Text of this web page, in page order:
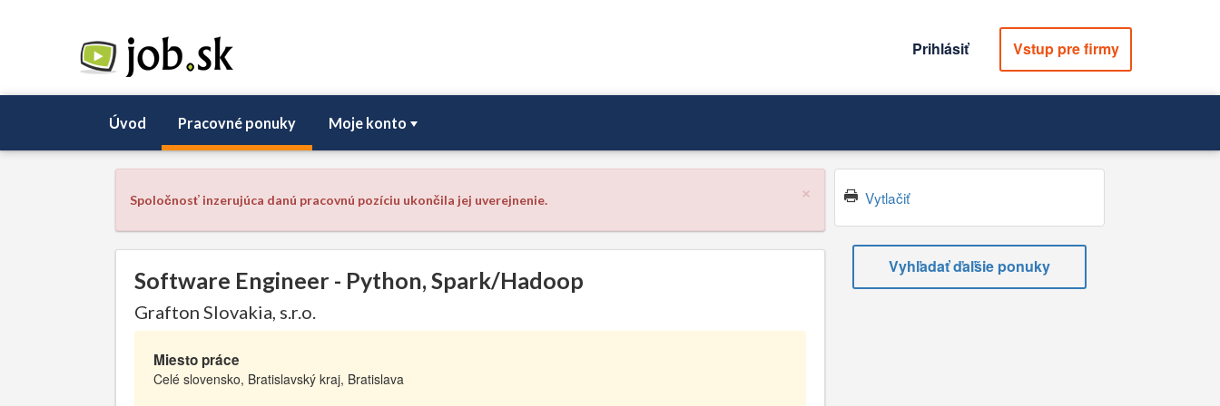
Prihlásiť Vstup pre firmy
Úvod Pracovné ponuky Moje konto
×
Spoločnosť inzerujúca danú pracovnú pozíciu ukončila jej uverejnenie.
Software Engineer - Python, Spark/Hadoop
Grafton Slovakia, s.r.o.
Miesto práce
Celé slovensko, Bratislavský kraj, Bratislava
Vytlačiť
Vyhľadať ďaľšie ponuky